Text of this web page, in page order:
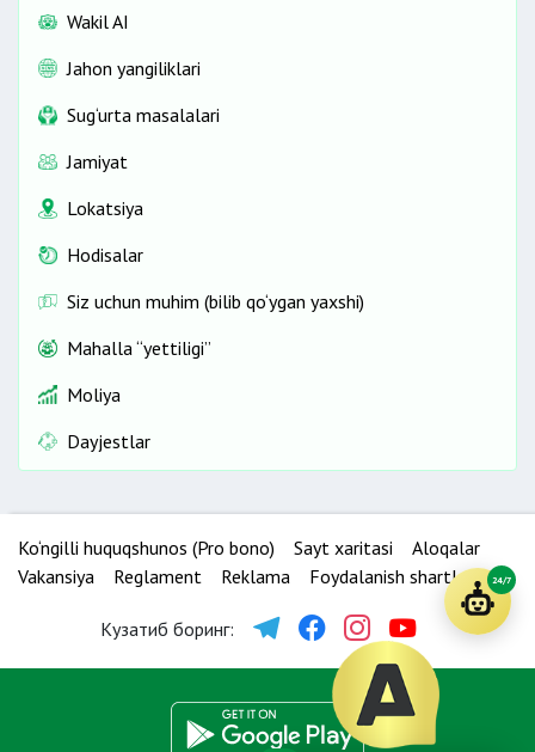
Wakil AI
Jahon yangiliklari
Sug‘urta masalalari
Jamiyat
Lokatsiya
Hodisalar
Siz uchun muhim (bilib qo‘ygan yaxshi)
Mahalla “yettiligi”
Moliya
Dayjestlar
Ko‘ngilli huquqshunos (Pro bono) Sayt xaritasi
Aloqalar
Vakansiya
Reglament Reklama Foydalanish shartlari
Кузатиб боринг:
24/7